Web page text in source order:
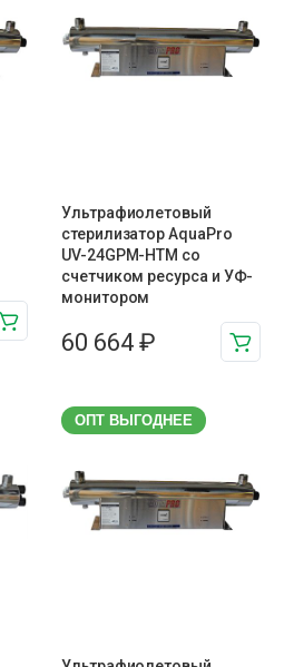
Ультрафиолетовый
стерилизатор AquaPro
UV-24GPM-HTM cо
счетчиком ресурса и УФ-
монитором
60 664 ₽
ОПТ ВЫГОДНЕЕ